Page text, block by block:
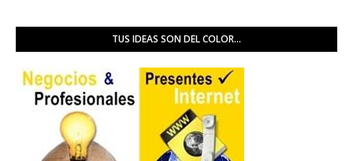
TUS IDEAS SON DEL COLOR...